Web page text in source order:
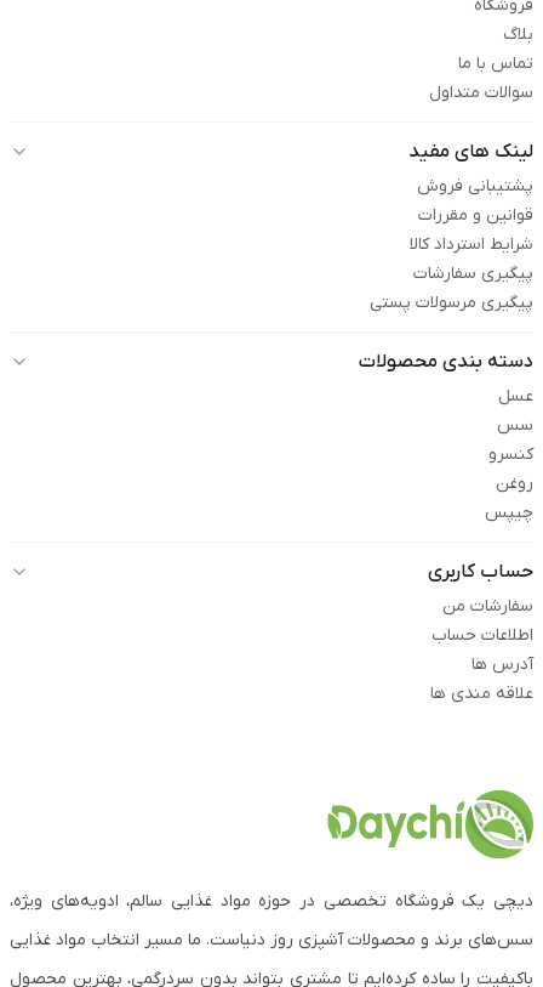
فروشگاه
بلاگ
تماس با ما
سوالات متداول
لینک های مفید
پشتیبانی فروش
قوانین و مقررات
شرایط استرداد کالا
پیگیری سفارشات
پیگیری مرسولات پستی
دسته بندی محصولات
عسل
سس
کنسرو
روغن
چیپس
حساب کاربری
سفارشات من
اطلاعات حساب
آدرس ها
علاقه مندی ها
دیچی یک فروشگاه تخصصی در حوزه مواد غذایی سالم، ادویه‌های ویژه،
سس‌های برند و محصولات آشپزی روز دنیاست. ما مسیر انتخاب مواد غذایی
باکیفیت را ساده کرده‌ایم تا مشتری بتواند بدون سردرگمی، بهترین محصول